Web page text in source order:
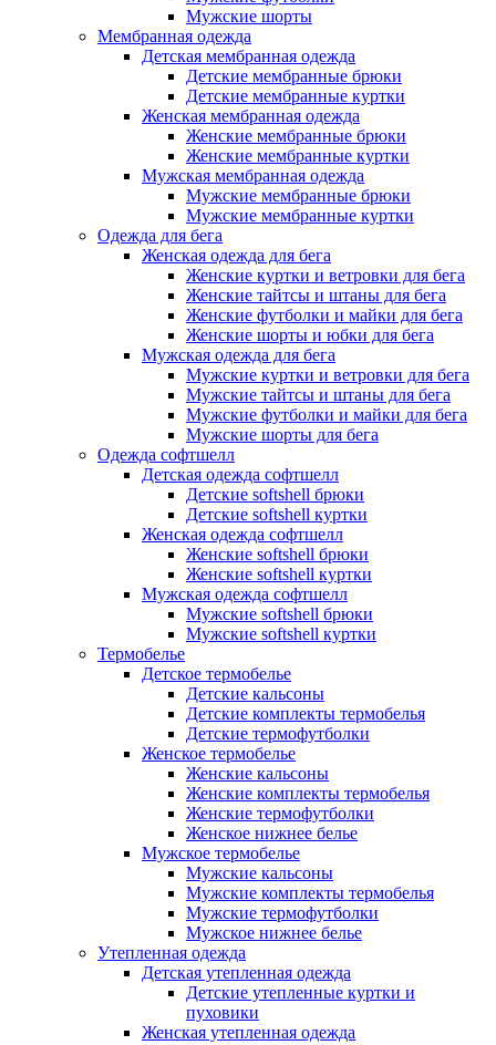
Мужские шорты
Мембранная одежда
Детская мембранная одежда
Детские мембранные брюки
Детские мембранные куртки
Женская мембранная одежда
Женские мембранные брюки
Женские мембранные куртки
Мужская мембранная одежда
Мужские мембранные брюки
Мужские мембранные куртки
Одежда для бега
Женская одежда для бега
Женские куртки и ветровки для бега
Женские тайтсы и штаны для бега
Женские футболки и майки для бега
Женские шорты и юбки для бега
Мужская одежда для бега
Мужские куртки и ветровки для бега
Мужские тайтсы и штаны для бега
Мужские футболки и майки для бега
Мужские шорты для бега
Одежда софтшелл
Детская одежда софтшелл
Детские softshell брюки
Детские softshell куртки
Женская одежда софтшелл
Женские softshell брюки
Женские softshell куртки
Мужская одежда софтшелл
Мужские softshell брюки
Мужские softshell куртки
Термобелье
Детское термобелье
Детские кальсоны
Детские комплекты термобелья
Детские термофутболки
Женское термобелье
Женские кальсоны
Женские комплекты термобелья
Женские термофутболки
Женское нижнее белье
Мужское термобелье
Мужские кальсоны
Мужские комплекты термобелья
Мужские термофутболки
Мужское нижнее белье
Утепленная одежда
Детская утепленная одежда
Детские утепленные куртки и
пуховики
Женская утепленная одежда